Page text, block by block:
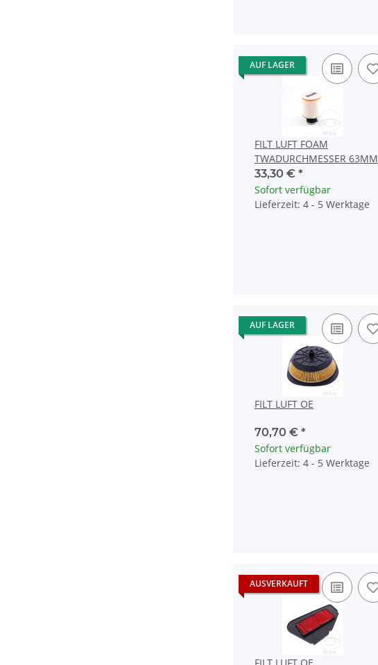
AUF LAGER
FILT LUFT FOAM
TWADURCHMESSER 63MM
33,30 € *
Sofort verfügbar
Lieferzeit: 4 - 5 Werktage
AUF LAGER
FILT LUFT OE
70,70 € *
Sofort verfügbar
Lieferzeit: 4 - 5 Werktage
AUSVERKAUFT